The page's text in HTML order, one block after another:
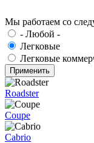
Мы работаем со
- Любой -
Легковые
Легковые
Roadster
Coupe
Cabrio